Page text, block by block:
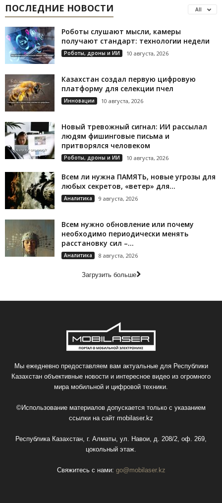
ПОСЛЕДНИЕ НОВОСТИ All
Роботы слушают мысли, камеры
получают стандарт: технологии недели
Роботы, дроны и ИИ 10 августа, 2026
Казахстан создал первую цифровую
платформу для селекции пчел
Инновации 10 августа, 2026
Новый тревожный сигнал: ИИ рассылал
людям фишинговые письма и
притворялся человеком
Роботы, дроны и ИИ 10 августа, 2026
Всем ли нужна ПАМЯТЬ, новые угрозы для
любых секретов, «ветер» для...
Аналитика 9 августа, 2026
Всем нужно обновление или почему
необходимо периодически менять
расстановку сил –...
Аналитика 8 августа, 2026
Загрузить больше
Мы ежедневно предоставляем вам актуальные для Республики
Казахстан объективные новости и интересное видео из огромного
мира мобильной и цифровой техники.
©Использование материалов допускается только с указанием
ссылки на сайт mobilaser.kz
Республика Казахстан, г. Алматы, ул. Навои, д. 208/2, оф. 269,
цокольный этаж.
Свяжитесь с нами: go@mobilaser.kz